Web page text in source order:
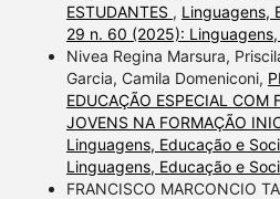
ESTUDANTES , Linguagens,
29 n. 60 (2025):
Nivea Regina Marsura,
Garcia, Camila Domeniconi,
EDUCAÇÃO ESPECIAL COM
JOVENS NA FORMAÇÃO
Linguagens, Educação e
Linguagens, Educação e
FRANCISCO MARCONCIO